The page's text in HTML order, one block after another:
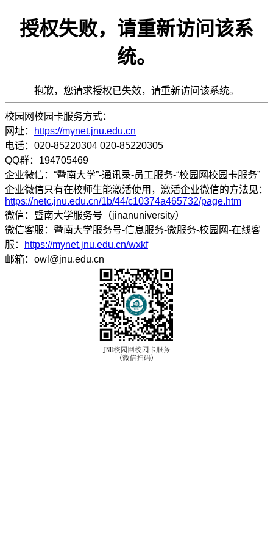
授权失败，请重新访问该系
统。
抱歉，您请求授权已失效，请重新访问该系统。
校园网校园卡服务方式：
网址：
https://mynet.jnu.edu.cn
电话：020-85220304 020-85220305
QQ群：194705469
企业微信：“暨南大学”-通讯录-员工服务-“校园网校园卡服务”
企业微信只有在校师生能激活使用，激活企业微信的方法见：
https://netc.jnu.edu.cn/1b/44/c10374a465732/page.htm
微信：暨南大学服务号（jinanuniversity）
微信客服：暨南大学服务号-信息服务-微服务-校园网-在线客
服：
https://mynet.jnu.edu.cn/wxkf
邮箱：owl@jnu.edu.cn